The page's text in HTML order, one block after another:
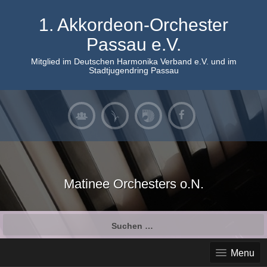
1. Akkordeon-Orchester
Passau e.V.
Mitglied im Deutschen Harmonika Verband e.V. und im
Stadtjugendring Passau
Matinee Orchesters o.N.
Menu